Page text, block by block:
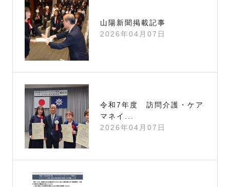
山陽新聞掲載記事
2026年04月07日
令和7年度 訪問介護・ケア
マネイ...
2026年04月07日